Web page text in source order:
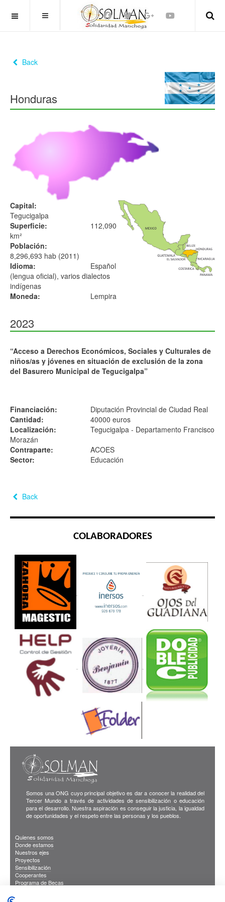
OFF CANVAS
Back
Honduras
Capital:
Tegucigalpa
Superficie:
112,090
km²
Población:
8,296,693 hab (2011)
Idioma:
Español
(lengua oficial), varios dialectos
indígenas
Moneda:
Lempira
2023
“Acceso a Derechos Económicos, Sociales y Culturales de
niños/as y jóvenes en situación de exclusión de la zona
del Basurero Municipal de Tegucigalpa”
Financiación:
Diputación Provincial de Ciudad Real
Cantidad:
40000 euros
Localización:
Tegucigalpa - Departamento Francisco
Morazán
Contraparte:
ACOES
Sector:
Educación
Back
COLABORADORES
Somos una ONG cuyo principal objetivo es dar a conocer la realidad del
Tercer Mundo a través de actividades de sensibilización o educación
para el desarrollo. Nuestra aspiración es conseguir la justicia, la igualdad
de oportunidades y el respeto entre las personas y los pueblos.
Quienes somos
Donde estamos
Nuestros ejes
Proyectos
Sensibilización
Cooperantes
Programa de Becas